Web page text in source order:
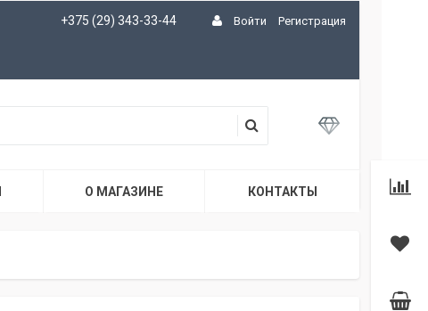
+375 (29) 343-33-44 Войти Регистрация
О МАГАЗИНЕ КОНТАКТЫ